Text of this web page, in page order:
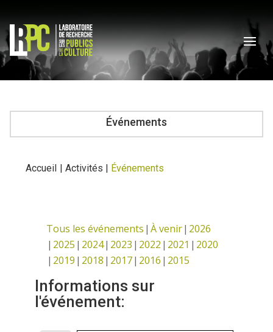
Événements
Accueil | Activités | Événements
Tous les événements À venir 2026
2025 2024 2023 2022 2021
2020
2019 2018 2017 2016 2015
Informations sur
l'événement: